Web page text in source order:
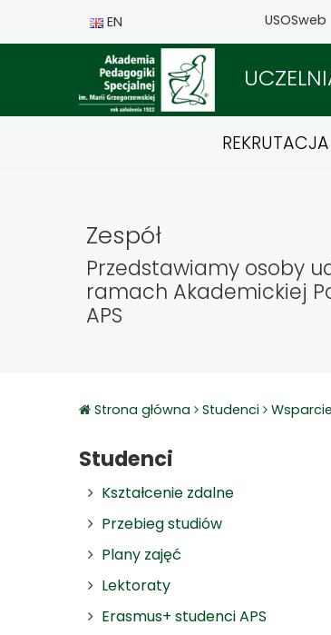
EN USOSweb
REKRUTACJA
Zespół
Przedstawiamy osoby
ramach Akademickiej
APS
Strona główna Studenci
Studenci
Kształcenie zdalne
Przebieg studiów
Plany zajęć
Lektoraty
Erasmus+ studenci APS